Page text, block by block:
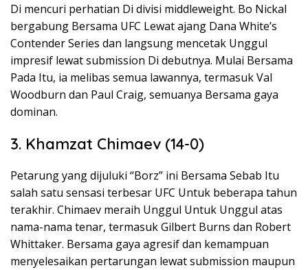
Di mencuri perhatian Di divisi middleweight. Bo Nickal
bergabung Bersama UFC Lewat ajang Dana White’s
Contender Series dan langsung mencetak Unggul
impresif lewat submission Di debutnya. Mulai Bersama
Pada Itu, ia melibas semua lawannya, termasuk Val
Woodburn dan Paul Craig, semuanya Bersama gaya
dominan.
3. Khamzat Chimaev (14-0)
Petarung yang dijuluki “Borz” ini Bersama Sebab Itu
salah satu sensasi terbesar UFC Untuk beberapa tahun
terakhir. Chimaev meraih Unggul Untuk Unggul atas
nama-nama tenar, termasuk Gilbert Burns dan Robert
Whittaker. Bersama gaya agresif dan kemampuan
menyelesaikan pertarungan lewat submission maupun